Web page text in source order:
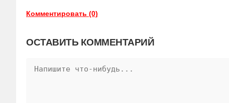
Комментировать (0)
ОСТАВИТЬ КОММЕНТАРИЙ